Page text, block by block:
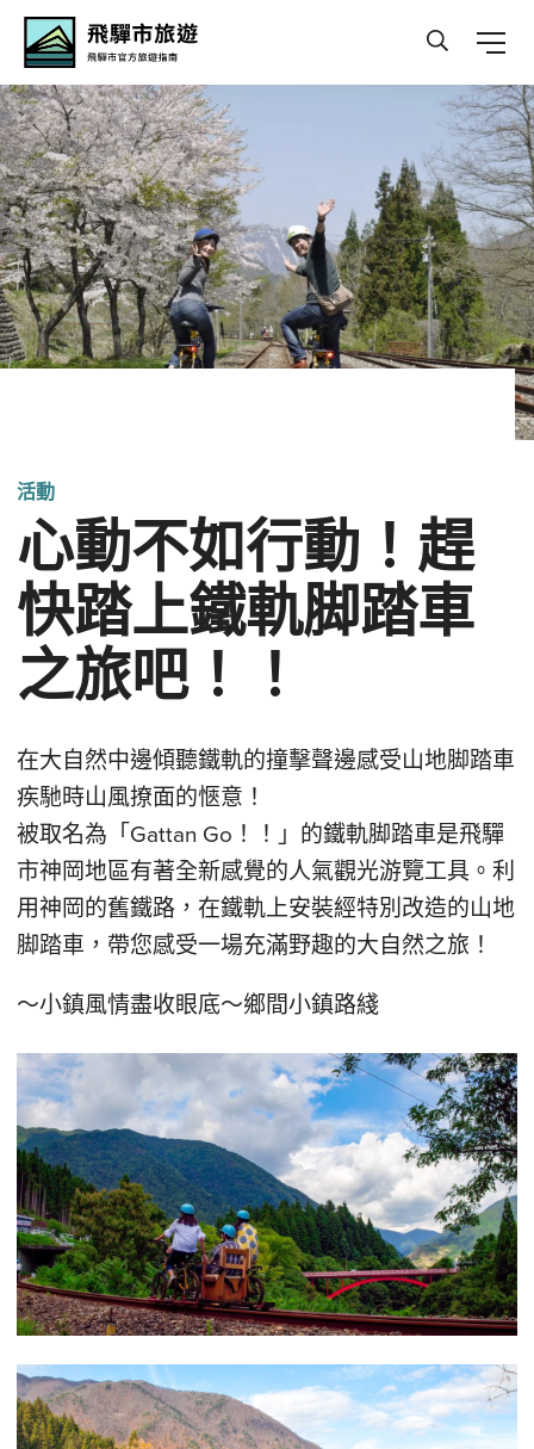
活動
心動不如行動！趕
快踏上鐵軌脚踏車
之旅吧！！
在大自然中邊傾聽鐵軌的撞擊聲邊感受山地脚踏車
疾馳時山風撩面的愜意！
被取名為「Gattan Go！！」的鐵軌脚踏車是飛驒
市神岡地區有著全新感覺的人氣觀光游覽工具。利
用神岡的舊鐵路，在鐵軌上安裝經特別改造的山地
脚踏車，帶您感受一場充滿野趣的大自然之旅！
～小鎮風情盡收眼底～鄉間小鎮路綫